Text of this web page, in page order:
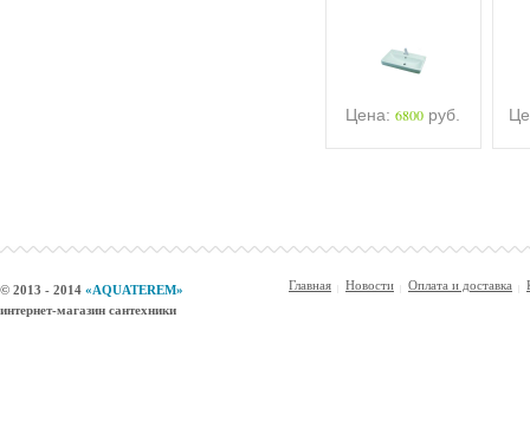
Цена: 6800 руб.
© 2013 - 2014 «AQUATEREM»
интернет-магазин сантехники
Главная Новости Оплата и доставка